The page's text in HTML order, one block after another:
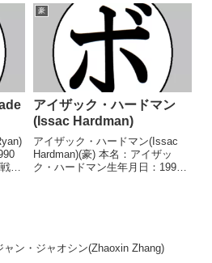
ト
【獲得タイトル】豪-サウスウェ
ールズ州バンタム級王座豪州スー
パーフライ級王座豪州フェザー
級...
23
豪
アイザック・ハードマン
(Issac Hardman)
アイザック・ハードマン(Issac
Hardman)(豪) 本名：アイザッ
ク・ハードマン生年月日：1995
ャン・ジャオシン(Zhaoxin Zhang)